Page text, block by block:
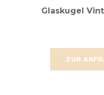
ZUR
Glaskugel